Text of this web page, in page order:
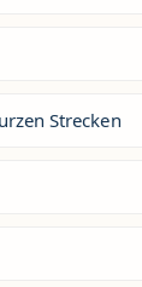
Strecken